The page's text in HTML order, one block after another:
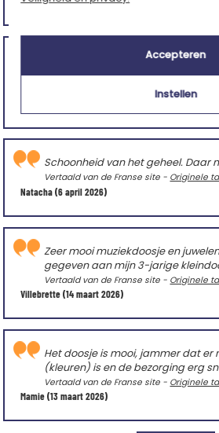
Alles super, alleen het kleine
instabiel.
Vertaald van de Duitse site -Originele
Natacha(6 april 2026)
Schoonheid van het geheel. Daar
Vertaald van de Franse site - Originele
Villebrette(14 maart 2026)
Zeer mooi muziekdoosje en
gegeven aan mijn 3-jarige
Vertaald van de Franse site - Originele
Mamie(13 maart 2026)
Het doosje is mooi, jammer dat er
(kleuren) is en de bezorging erg
Vertaald van de Franse site - Originele
Accepteren
Instellen